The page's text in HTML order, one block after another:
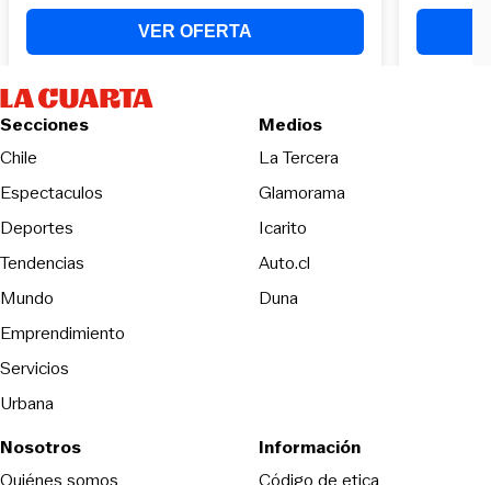
Secciones
Chile
Espectaculos
Deportes
Tendencias
Mundo
Emprendimiento
Servicios
Urbana
Medios
La Tercera
Glamorama
Icarito
Auto.cl
Duna
Nosotros
Quiénes somos
Información
Código de etica